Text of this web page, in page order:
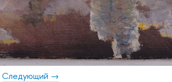
Следующий →